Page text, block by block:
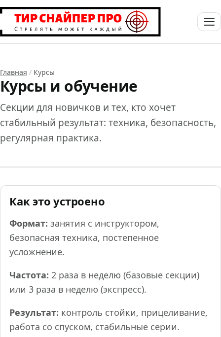
Главная / Курсы
Курсы и обучение
Секции для новичков и тех, кто хочет
стабильный результат: техника, безопасность,
регулярная практика.
Как это устроено
Формат: занятия с инструктором,
безопасная техника, постепенное
усложнение.
Частота: 2 раза в неделю (базовые секции)
или 3 раза в неделю (экспресс).
Результат: контроль стойки, прицеливание,
работа со спуском, стабильные серии.